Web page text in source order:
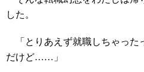
した。
「とりあえず就職しちゃった
だけど……」